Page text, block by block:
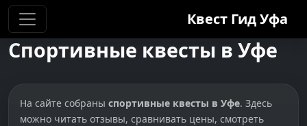
Квест ГидУфа
Спортивные квесты в Уфе
На сайте собраны спортивные квесты в Уфе. Здесь
можно читать отзывы, сравнивать цены, смотреть